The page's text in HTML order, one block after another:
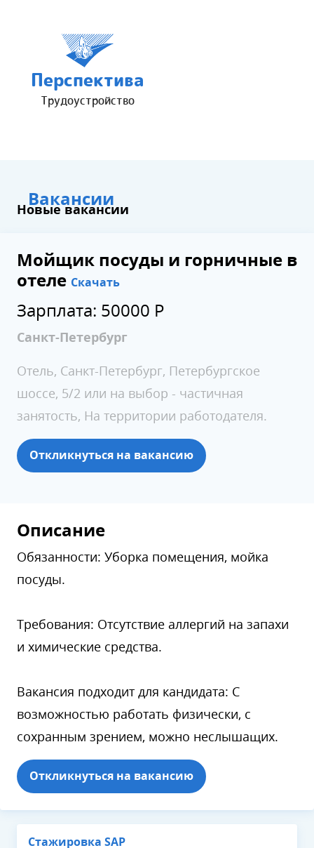
Перспектива
Трудоустройство
Вакансии
Новые вакансии
Мойщик посуды и горничные в
отеле Скачать
Зарплата: 50000 Р
Санкт-Петербург
Отель, Санкт-Петербург, Петербургское
шоссе, 5/2 или на выбор - частичная
занятость, На территории работодателя.
Откликнуться на вакансию
Описание
Обязанности: Уборка помещения, мойка
посуды.
Требования: Отсутствие аллергий на запахи
и химические средства.
Вакансия подходит для кандидата: С
возможностью работать физически, с
сохранным зрением, можно неслышащих.
Откликнуться на вакансию
Стажировка SAP